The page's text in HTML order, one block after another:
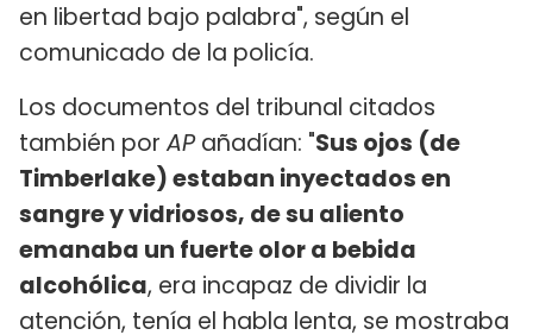
en libertad bajo palabra", según el
comunicado de la policía.
Los documentos del tribunal citados
también porAPañadían: "Sus ojos (de
Timberlake) estaban inyectados en
sangre y vidriosos, de su aliento
emanaba un fuerte olor a bebida
alcohólica, era incapaz de dividir la
atención, tenía el habla lenta, se mostraba